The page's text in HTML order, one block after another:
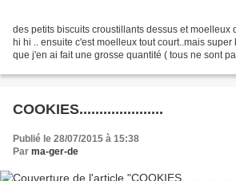
des petits biscuits croustillants dessus et moelleux
hi hi .. ensuite c'est moelleux tout court..mais
que j'en ai fait une grosse quantité ( tous ne sont
COOKIES.....................
Publié le 28/07/2015 à 15:38
Par ma-ger-de